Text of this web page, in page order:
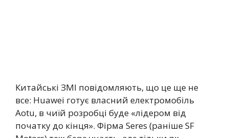
Китайські ЗМІ повідомляють, що це ще не
все: Huawei готує власний електромобіль
Aotu, в чиїй розробці буде «лідером від
початку до кінця». Фірма Seres (раніше SF